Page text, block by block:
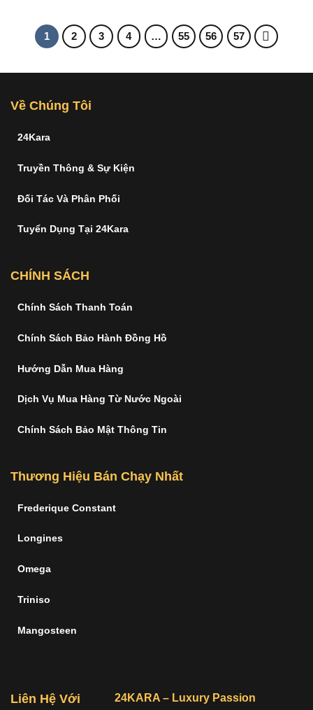
1 2 3 4 … 55 56 57
Về Chúng Tôi
24Kara
Truyền Thông & Sự Kiện
Đối Tác Và Phân Phối
Tuyển Dụng Tại 24Kara
CHÍNH SÁCH
Chính Sách Thanh Toán
Chính Sách Bảo Hành Đồng Hồ
Hướng Dẫn Mua Hàng
Dịch Vụ Mua Hàng Từ Nước Ngoài
Chính Sách Bảo Mật Thông Tin
Thương Hiệu Bán Chạy Nhất
Frederique Constant
Longines
Omega
Triniso
Mangosteen
Liên Hệ Với 24KARA – Luxury Passion